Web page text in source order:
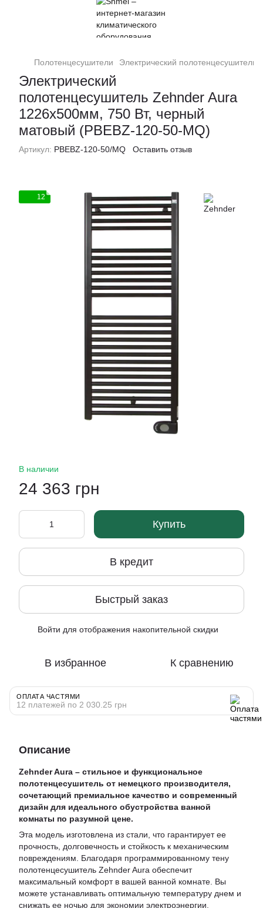
Полотенцесушители Электрический
Электрический
полотенцесушитель Zehnder Aura
1226х500мм, 750 Вт, черный
матовый (PBEBZ-120-50-MQ)
Артикул: PBEBZ-120-50/MQ Оставить отзыв
12
В наличии
24 363 грн
Купить
В кредит
Быстрый заказ
Войти для отображения накопительной скидки
В избранное К сравнению
ОПЛАТА ЧАСТЯМИ
12 платежей по 2 030.25 грн
Описание
Zehnder Aura – стильное и функциональное
полотенцесушитель от немецкого производителя,
сочетающий премиальное качество и современный
дизайн для идеального обустройства ванной
комнаты по разумной цене.
Эта модель изготовлена ​​из стали, что гарантирует ее
прочность, долговечность и стойкость к механическим
повреждениям. Благодаря программированному тену
полотенцесушитель Zehnder Aura обеспечит
максимальный комфорт в вашей ванной комнате. Вы
можете устанавливать оптимальную температуру днем ​​и
снижать ее ночью для экономии электроэнергии.